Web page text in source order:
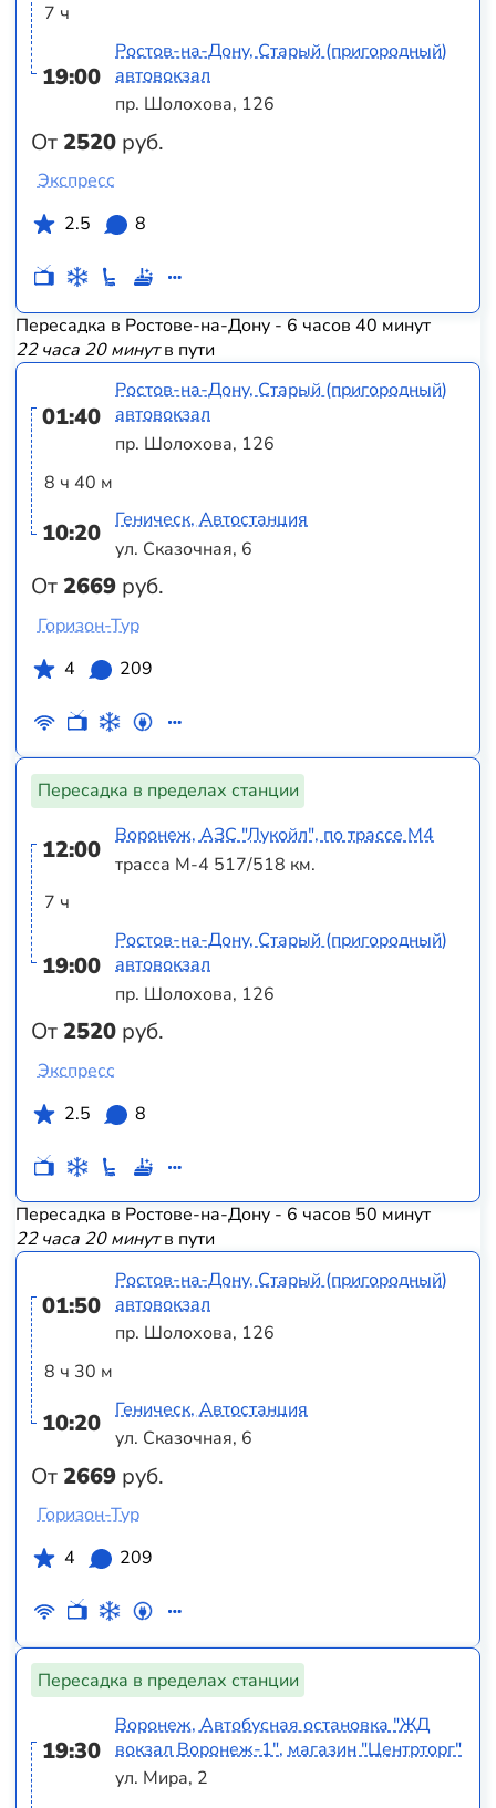
7 ч
19:00
От2520 руб.
Ростов-на-Дону, Старый (пригородный)
автовокзал
пр. Шолохова, 126
Экспресс
2.5
8
Пересадка в Ростове-на-Дону - 6 часов 40 минут
22 часа 20 минутв пути
01:40
8 ч 40 м
10:20
От2669 руб.
Ростов-на-Дону, Старый (пригородный)
автовокзал
пр. Шолохова, 126
Геническ, Автостанция
ул. Сказочная, 6
Горизон-Тур
4
209
Пересадка в пределах станции
12:00
7 ч
19:00
От2520 руб.
Воронеж, АЗС "Лукойл", по трассе М4
трасса М-4 517/518 км.
Ростов-на-Дону, Старый (пригородный)
автовокзал
пр. Шолохова, 126
Экспресс
2.5
8
Пересадка в Ростове-на-Дону - 6 часов 50 минут
22 часа 20 минутв пути
01:50
8 ч 30 м
10:20
От2669 руб.
Ростов-на-Дону, Старый (пригородный)
автовокзал
пр. Шолохова, 126
Геническ, Автостанция
ул. Сказочная, 6
Горизон-Тур
4
209
Пересадка в пределах станции
19:30
Воронеж, Автобусная остановка "ЖД
вокзал Воронеж-1", магазин "Центрторг"
ул. Мира, 2